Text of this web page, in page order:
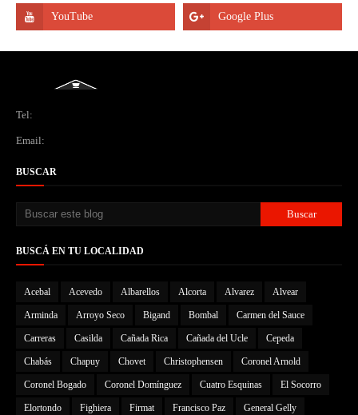
Tel:
Email:
BUSCAR
BUSCÁ EN TU LOCALIDAD
Acebal Acevedo Albarellos Alcorta Alvarez Alvear
Arminda Arroyo Seco Bigand Bombal Carmen del Sauce
Carreras Casilda Cañada Rica Cañada del Ucle Cepeda
Chabás Chapuy Chovet Christophensen Coronel Arnold
Coronel Bogado Coronel Domínguez Cuatro Esquinas El Socorro
Elortondo Fighiera Firmat Francisco Paz General Gelly